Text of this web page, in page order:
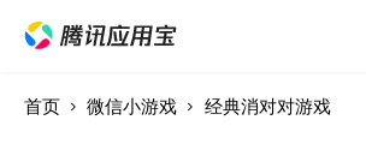
首页 微信小游戏 经典消对对游戏